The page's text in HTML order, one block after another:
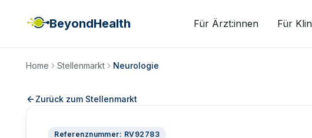
BeyondHealth Für Ärzt:innen Für
Home Stellenmarkt Neurologie
Zurück zum Stellenmarkt
Referenznummer: RV92783